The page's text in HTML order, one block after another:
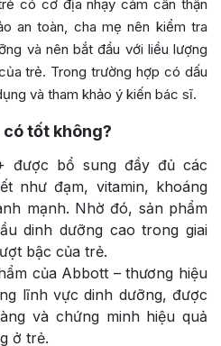
có cơ địa nhạy cảm cần thận
an toàn, cha mẹ nên kiểm tra
và nên bắt đầu với liều lượng
trẻ. Trong trường hợp có dấu
và tham khảo ý kiến bác sĩ.
có tốt không?
được bổ sung đầy đủ các
như đạm, vitamin, khoáng
mạnh. Nhờ đó, sản phẩm
dinh dưỡng cao trong giai
bậc của trẻ.
của Abbott – thương hiệu
lĩnh vực dinh dưỡng, được
và chứng minh hiệu quả
ở trẻ.